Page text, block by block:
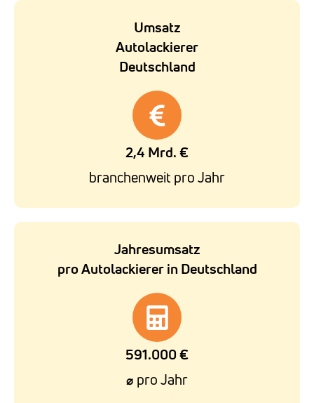
Umsatz
Autolackierer
Deutschland
2,4 Mrd. €
branchenweit pro Jahr
Jahresumsatz
pro Autolackierer in Deutschland
591.000 €
⌀ pro Jahr